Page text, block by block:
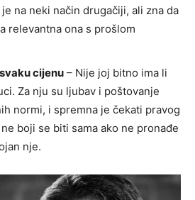
na neki način drugačiji, ali zna da
relevantna ona s prošlom
cijenu – Nije joj bitno ima li
Za nju su ljubav i poštovanje
normi, i spremna je čekati pravog
boji se biti sama ako ne pronađe
nje.